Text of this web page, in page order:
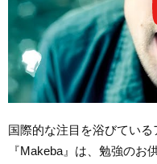
国際的な注目を浴びてい
『Makeba』は、勉強のお